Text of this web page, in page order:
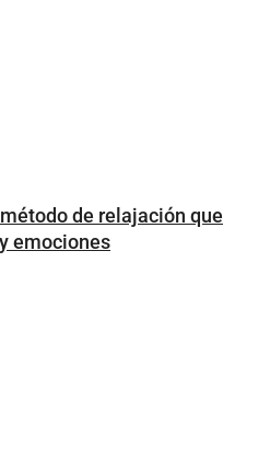
de relajación que
emociones